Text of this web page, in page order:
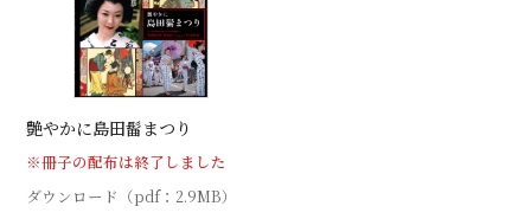
艶やかに島田髷まつり
※冊子の配布は終了しました
ダウンロード（pdf：2.9MB）